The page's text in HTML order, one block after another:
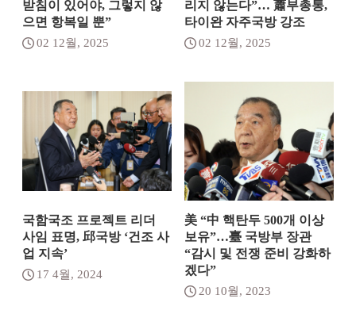
받침이 있어야, 그렇지 않
으면 항복일 뿐”
02 12월, 2025
리지 않는다”… 蕭부총통,
타이완 자주국방 강조
02 12월, 2025
국함국조 프로젝트 리더
사임 표명, 邱국방 ‘건조 사
업 지속’
17 4월, 2024
美 “中 핵탄두 500개 이상
보유”…臺 국방부 장관
“감시 및 전쟁 준비 강화하
겠다”
20 10월, 2023